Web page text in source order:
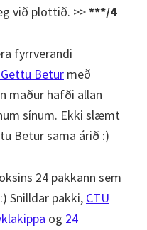
við plottið. >>***/4
fyrrverandi
Betur með
maður hafði allan
sínum. Ekki slæmt
Betur sama árið :)
24 pakkann sem
:) Snilldar pakki, CTU
og 24